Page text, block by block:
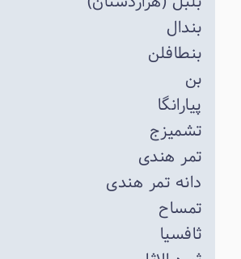
بندال
بنطافلن
بن
پیارانگا
تشمیزج
تمر هندی
دانه تمر هندی
تمساح
ثافسیا